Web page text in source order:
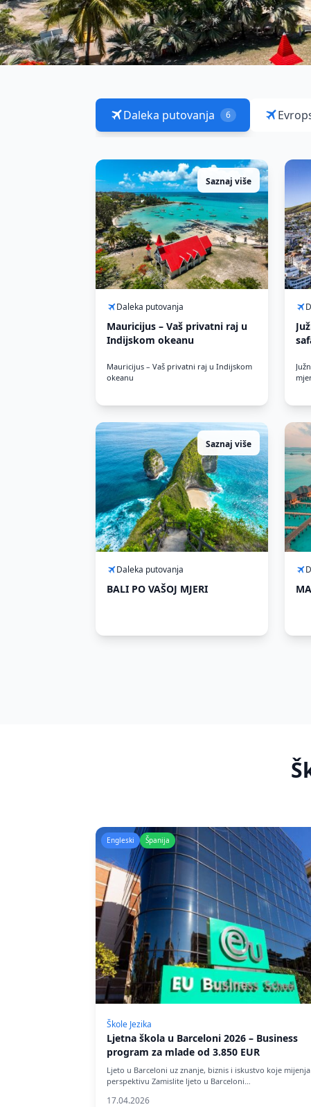
Daleka putovanja 6
Saznaj više
Daleka putovanja
Mauricijus – Vaš privatni raj u
Indijskom okeanu
Mauricijus – Vaš privatni raj u Indijskom
okeanu
Saznaj više
Daleka putovanja
BALI PO VAŠOJ MJERI
Engleski Španija
Škole Jezika
Ljetna škola u Barceloni 2026 – Business
program za mlade od 3.850 EUR
Ljeto u Barceloni uz znanje, biznis i iskustvo koje mijenja
perspektivu Zamislite ljeto u Barceloni…
17.04.2026